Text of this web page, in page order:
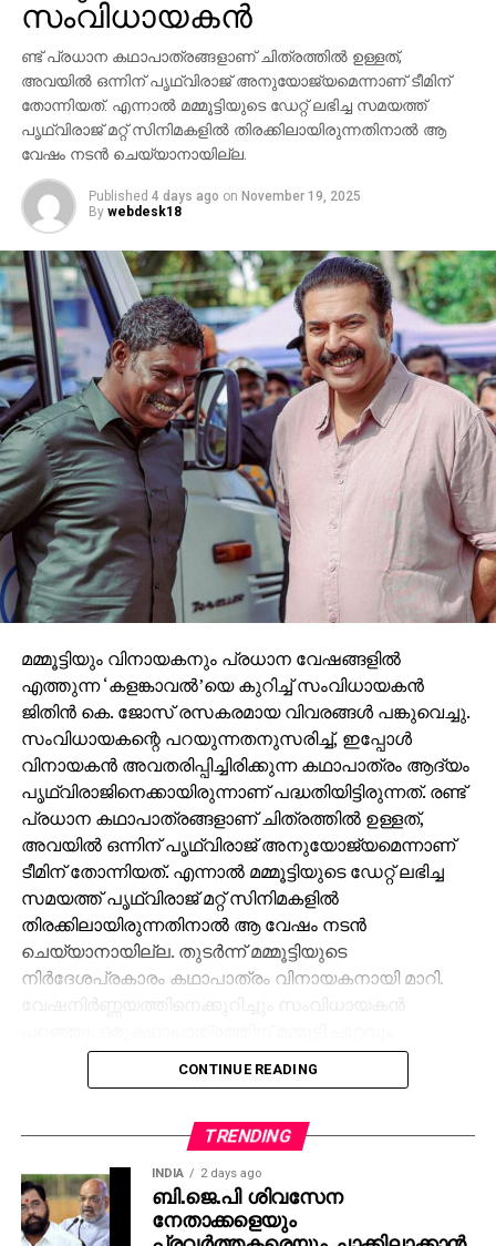
മന്ദാകിനിയായി, പൃഥ്വിരാജ് സുകുമാരന്‍ കുംബയായി
പ്രത്യക്ഷപ്പെടും. 2027ലെ സങ്ക്രാന്തി റിലീസിനായി
‘വാരണസി’ ഒരുക്കപ്പെടുന്നുണ്ട്. എന്നാല്‍
ചിത്രത്തെക്കാള്‍ വലിയ ചര്‍ച്ചയാകുന്നത്
സംവിധായകന്റെ പ്രസ്താവനയും അതിനുശേഷം
ഉയര്‍ന്ന പ്രതിഷേധങ്ങളുമാണ്.
സംവിധായകന്‍
ണ്ട് പ്രധാന കഥാപാത്രങ്ങളാണ് ചിത്രത്തില്‍ ഉള്ളത്,
അവയില്‍ ഒന്നിന് പൃഥ്വിരാജ് അനുയോജ്യമെന്നാണ് ടീമിന്
തോന്നിയത്. എന്നാല്‍ മമ്മൂട്ടിയുടെ ഡേറ്റ് ലഭിച്ച സമയത്ത്
പൃഥ്വിരാജ് മറ്റ് സിനിമകളില്‍ തിരക്കിലായിരുന്നതിനാല്‍ ആ
വേഷം നടന്‍ ചെയ്യാനായില്ല.
Published 4 days ago on November 19, 2025
By webdesk18
മമ്മൂട്ടിയും വിനായകനും പ്രധാന വേഷങ്ങളില്‍
എത്തുന്ന ‘കളങ്കാവല്‍’യെ കുറിച്ച് സംവിധായകന്‍
ജിതിന്‍ കെ. ജോസ് രസകരമായ വിവരങ്ങള്‍ പങ്കുവെച്ചു.
സംവിധായകന്റെ പറയുന്നതനുസരിച്ച്, ഇപ്പോള്‍
വിനായകന്‍ അവതരിപ്പിച്ചിരിക്കുന്ന കഥാപാത്രം ആദ്യം
പൃഥ്വിരാജിനെക്കായിരുന്നാണ് പദ്ധതിയിട്ടിരുന്നത്. രണ്ട്
പ്രധാന കഥാപാത്രങ്ങളാണ് ചിത്രത്തില്‍ ഉള്ളത്,
അവയില്‍ ഒന്നിന് പൃഥ്വിരാജ് അനുയോജ്യമെന്നാണ്
ടീമിന് തോന്നിയത്. എന്നാല്‍ മമ്മൂട്ടിയുടെ ഡേറ്റ് ലഭിച്ച
സമയത്ത് പൃഥ്വിരാജ് മറ്റ് സിനിമകളില്‍
തിരക്കിലായിരുന്നതിനാല്‍ ആ വേഷം നടന്‍
ചെയ്യാനായില്ല. തുടര്‍ന്ന് മമ്മൂട്ടിയുടെ
നിര്‍ദേശപ്രകാരം കഥാപാത്രം വിനായകനായി മാറി.
അനുയോജ്യനാണെന്ന് തോന്നിയതിനാല്‍
എക്‌സിക്യൂട്ടീവ് പ്രൊഡ്യൂസര്‍ വിവേക് ദാമോദരന്‍
തങ്ങള്‍ക്ക് മനസ്സിലുണ്ടായിരുന്നതുപോലെ തന്നെയാണ്
പൃഥ്വിരാജും ആ വേഷം മമ്മൂക്ക ചെയ്യണം എന്ന്
നിര്‍ദേശിച്ചതെന്നും അദ്ദേഹം വെളിപ്പെടുത്തി. ജിതിന്‍
കെ. ജോസ് പറഞ്ഞു പോലെ, വിനായകന്‍ അവതരിപ്പിച്ച
CONTINUE READING
TRENDING
INDIA 2 days ago
ബി.ജെ.പി ശിവസേന
നേതാക്കളെയും